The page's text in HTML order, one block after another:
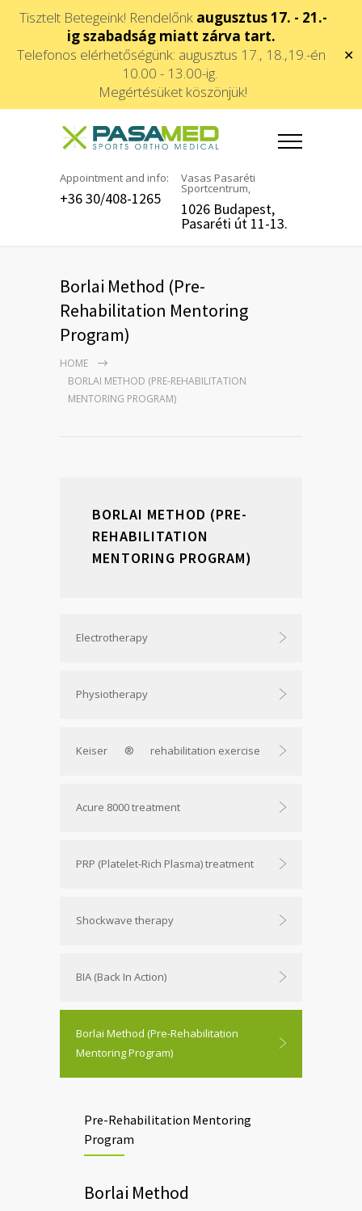
Tisztelt Betegeink! Rendelőnk augusztus 17. - 21.-
ig szabadság miatt zárva tart.
Telefonos elérhetőségünk: augusztus 17., 18.,19.-én
10.00 - 13.00-ig.
Megértésüket köszönjük!
✕
Appointment and info:
+36 30/408-1265
Vasas Pasaréti
Sportcentrum,
1026 Budapest,
Pasaréti út 11-13.
Borlai Method (Pre-
Rehabilitation Mentoring
Program)
HOME
BORLAI METHOD (PRE-REHABILITATION
MENTORING PROGRAM)
BORLAI METHOD (PRE-
REHABILITATION
MENTORING PROGRAM)
Electrotherapy
Physiotherapy
Keiser ® rehabilitation exercise
Acure 8000 treatment
PRP (Platelet-Rich Plasma) treatment
Shockwave therapy
BIA (Back In Action)
Borlai Method (Pre-Rehabilitation
Mentoring Program)
Pre-Rehabilitation Mentoring
Program
Borlai Method